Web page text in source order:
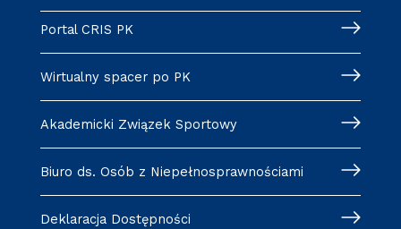
Portal CRIS PK
Wirtualny spacer po PK
Akademicki Związek Sportowy
Biuro ds. Osób z Niepełnosprawnościami
Deklaracja Dostępności